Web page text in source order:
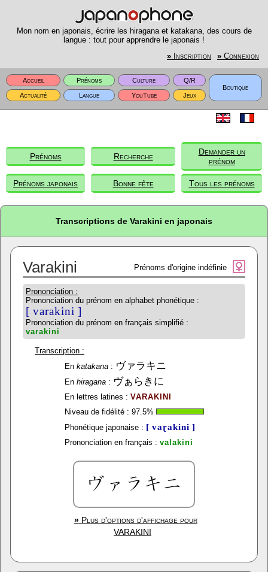
Mon nom en japonais, écrire les hiragana et katakana, des cours de
langue : tout pour apprendre le japonais !
» Inscription » Connexion
Accueil Prénoms Culture
Q/R
Boutique
Actualité
Langue YouTube Jeux
Prénoms Recherche
Demander un
prénom
Prénoms japonais Bonne fête Tous les prénoms
Transcriptions de Varakini en japonais
Varakini Prénoms d'origine indéfinie
Prononciation :
Prononciation du prénom en alphabet phonétique :
[ varakini ]
Prononciation du prénom en français simplifié :
varakini
Transcription :
En katakana: ヴァラキニ
En hiragana: ヴぁらきに
En lettres latines : VARAKINI
Niveau de fidélité : 97.5%
Phonétique japonaise : [ vaɽakini ]
Prononciation en français : valakini
»Plus d'options d'affichage pour
VARAKINI